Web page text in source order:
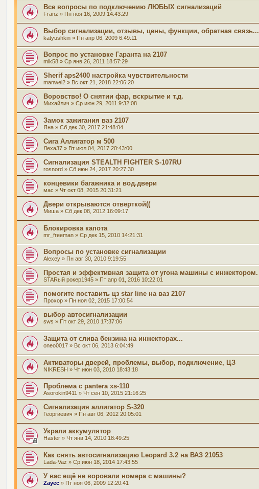
Все вопросы по подключению ЛЮБЫХ сигнализаций
Franz » Пн ноя 16, 2009 14:43:29
Выбор сигнализации, отзывы, цены, функции, обратная связь...
katyushkin » Пн апр 06, 2009 6:49:11
Вопрос по установке Гаранта на 2107
mik58 » Ср янв 26, 2011 18:57:29
Sherif aps2400 настройка чувствительности
manwel2 » Вс окт 21, 2018 22:06:20
Воровство! О снятии фар, вскрытие и т.д.
Михайлич » Ср июн 29, 2011 9:32:08
Замок зажигания ваз 2107
Яна » Сб дек 30, 2017 21:48:04
Сига Аллигатор м 500
Леха37 » Вт июл 04, 2017 20:43:00
Сигнализация STEALTH FIGHTER S-107RU
rosnord » Сб июн 24, 2017 20:27:30
концевики багажника и вод.двери
мас » Чт окт 08, 2015 20:31:21
Двери открываются отверткой((
Миша » Сб дек 08, 2012 16:09:17
Блокировка капота
mr_freeman » Ср дек 15, 2010 14:21:31
Вопросы по установке сигнализации
Alexey » Пн авг 30, 2010 9:19:55
Простая и эффективная защита от угона машины с инжектором.
STARый рокер1945 » Пт апр 01, 2016 10:22:01
помогите поставить цз star line на ваз 2107
Прохор » Пн ноя 02, 2015 17:00:54
выбор автосигнализации
sws » Пт окт 29, 2010 17:37:06
Защита от слива бензина на инжекторах...
oneo0017 » Вс окт 06, 2013 6:04:49
Активаторы дверей, проблемы, выбор, подключение, ЦЗ
NIKRESH » Чт июн 03, 2010 18:43:18
Проблема с pantera xs-110
Asorokin9411 » Чт сен 10, 2015 21:16:25
Сигнализация аллигатор S-320
Георгиевич » Пн авг 06, 2012 20:05:01
Украли аккумулятор
Haster » Чт янв 14, 2010 18:49:25
Как снять автосигнализацию Leopard 3.2 на ВАЗ 21053
Lada-Vaz » Ср июн 18, 2014 17:43:55
У вас ещё не воровали номера с машины?
Zayec » Пт ноя 06, 2009 12:20:41